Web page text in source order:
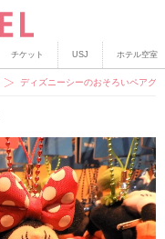
チケット USJ ホテル空室
ディズニーシーのおそろいペアグ